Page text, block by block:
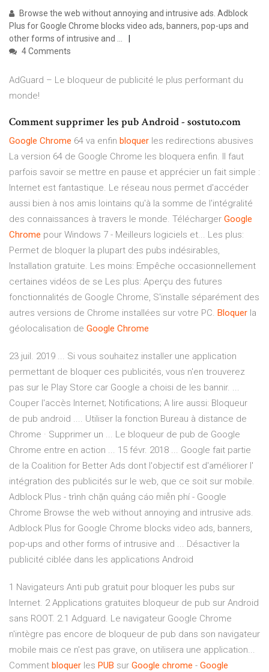
Browse the web without annoying and intrusive ads. Adblock
Plus for Google Chrome blocks video ads, banners, pop-ups and
other forms of intrusive and ...
4 Comments
AdGuard – Le bloqueur de publicité le plus performant du
monde!
Comment supprimer les pub Android - sostuto.com
Google Chrome 64 va enfin bloquer les redirections abusives
La version 64 de Google Chrome les bloquera enfin. Il faut
parfois savoir se mettre en pause et apprécier un fait simple :
Internet est fantastique. Le réseau nous permet d'accéder
aussi bien à nos amis lointains qu'à la somme de l'intégralité
des connaissances à travers le monde. Télécharger Google
Chrome pour Windows 7 - Meilleurs logiciels et... Les plus:
Permet de bloquer la plupart des pubs indésirables,
Installation gratuite. Les moins: Empêche occasionnellement
certaines vidéos de se Les plus: Aperçu des futures
fonctionnalités de Google Chrome, S'installe séparément des
autres versions de Chrome installées sur votre PC. Bloquer la
géolocalisation de Google Chrome
23 juil. 2019 ... Si vous souhaitez installer une application
permettant de bloquer ces publicités, vous n'en trouverez
pas sur le Play Store car Google a choisi de les bannir. ...
Couper l'accès Internet; Notifications; A lire aussi: Bloqueur
de pub android .... Utiliser la fonction Bureau à distance de
Chrome · Supprimer un ... Le bloqueur de pub de Google
Chrome entre en action ... 15 févr. 2018 ... Google fait partie
de la Coalition for Better Ads dont l'objectif est d'améliorer l'
intégration des publicités sur le web, que ce soit sur mobile.
Adblock Plus - trình chặn quảng cáo miễn phí - Google
Chrome Browse the web without annoying and intrusive ads.
Adblock Plus for Google Chrome blocks video ads, banners,
pop-ups and other forms of intrusive and ... Désactiver la
publicité ciblée dans les applications Android
1 Navigateurs Anti pub gratuit pour bloquer les pubs sur
Internet. 2 Applications gratuites bloqueur de pub sur Android
sans ROOT. 2.1 Adguard. Le navigateur Google Chrome
n'intègre pas encore de bloqueur de pub dans son navigateur
mobile mais ce n'est pas grave, on utilisera une application...
Comment bloquer les PUB sur Google chrome - Google